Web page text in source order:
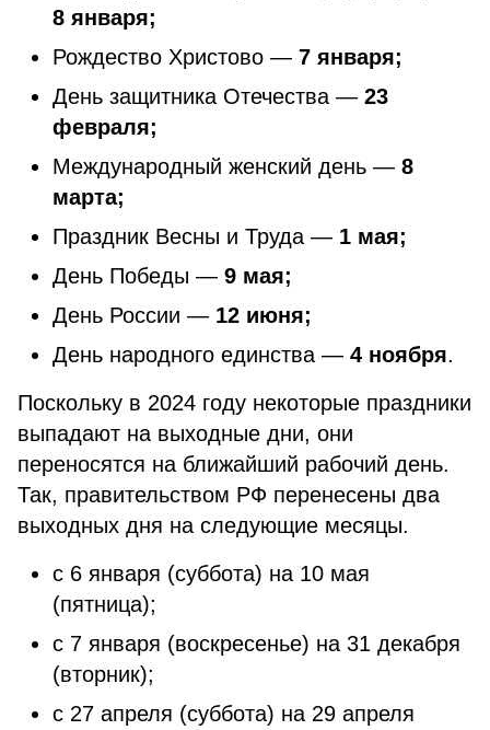
8 января;
Рождество Христово — 7 января;
День защитника Отечества — 23
февраля;
Международный женский день — 8
марта;
Праздник Весны и Труда — 1 мая;
День Победы — 9 мая;
День России — 12 июня;
День народного единства — 4 ноября.
Поскольку в 2024 году некоторые праздники
выпадают на выходные дни, они
переносятся на ближайший рабочий день.
Так, правительством РФ перенесены два
выходных дня на следующие месяцы.
с 6 января (суббота) на 10 мая
(пятница);
с 7 января (воскресенье) на 31 декабря
(вторник);
с 27 апреля (суббота) на 29 апреля